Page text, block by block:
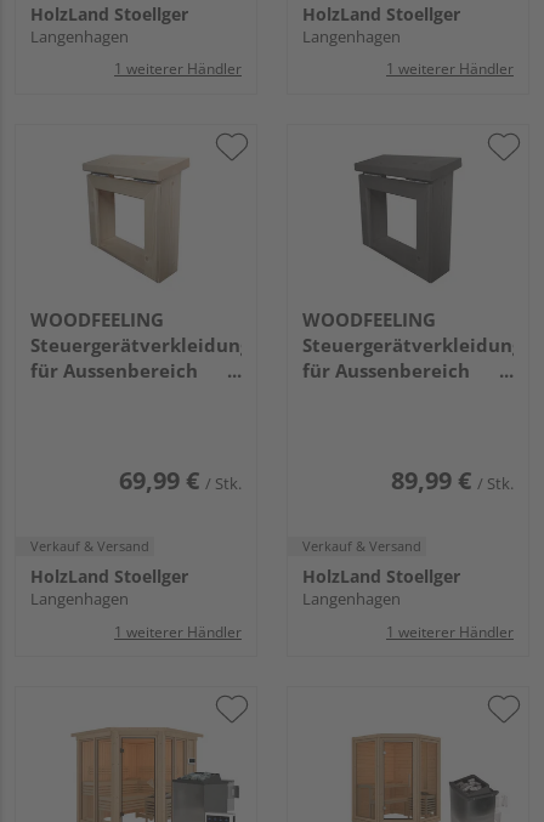
HolzLand Stoellger
Langenhagen
1 weiterer Händler
HolzLand Stoellger
Langenhagen
1 weiterer Händler
WOODFEELING
Steuergerätverkleidung
für Aussenbereich
69,99 € / Stk.
Verkauf & Versand
HolzLand Stoellger
Langenhagen
1 weiterer Händler
WOODFEELING
Steuergerätverkleidung
für Aussenbereich
89,99 € / Stk.
Verkauf & Versand
HolzLand Stoellger
Langenhagen
1 weiterer Händler